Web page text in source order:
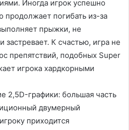
Иногда игрок успешно
продолжает погибать из-за
прыжки, не
застревает. К счастью, игра не
препятствий, подобных Super
игрока хардкорными
2,5D-графики: большая часть
двумерный
приходится